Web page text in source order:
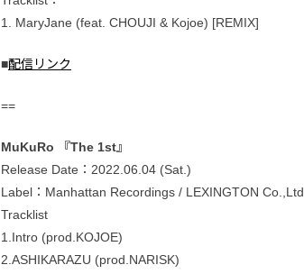
1. MaryJane (feat. CHOUJI & Kojoe) [REMIX]
■配信リンク
==
MuKuRo 『The 1st』
Release Date：2022.06.04 (Sat.)
Label：Manhattan Recordings / LEXINGTON Co.,Ltd.
Tracklist
1.Intro (prod.KOJOE)
2.ASHIKARAZU (prod.NARISK)